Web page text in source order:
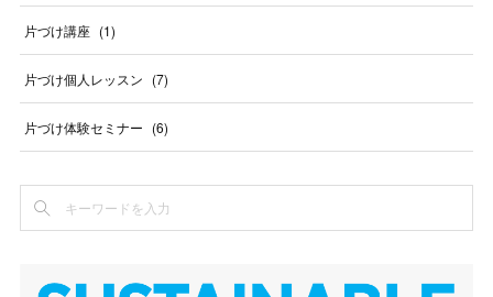
片づけ講座 (1)
片づけ個人レッスン (7)
片づけ体験セミナー (6)